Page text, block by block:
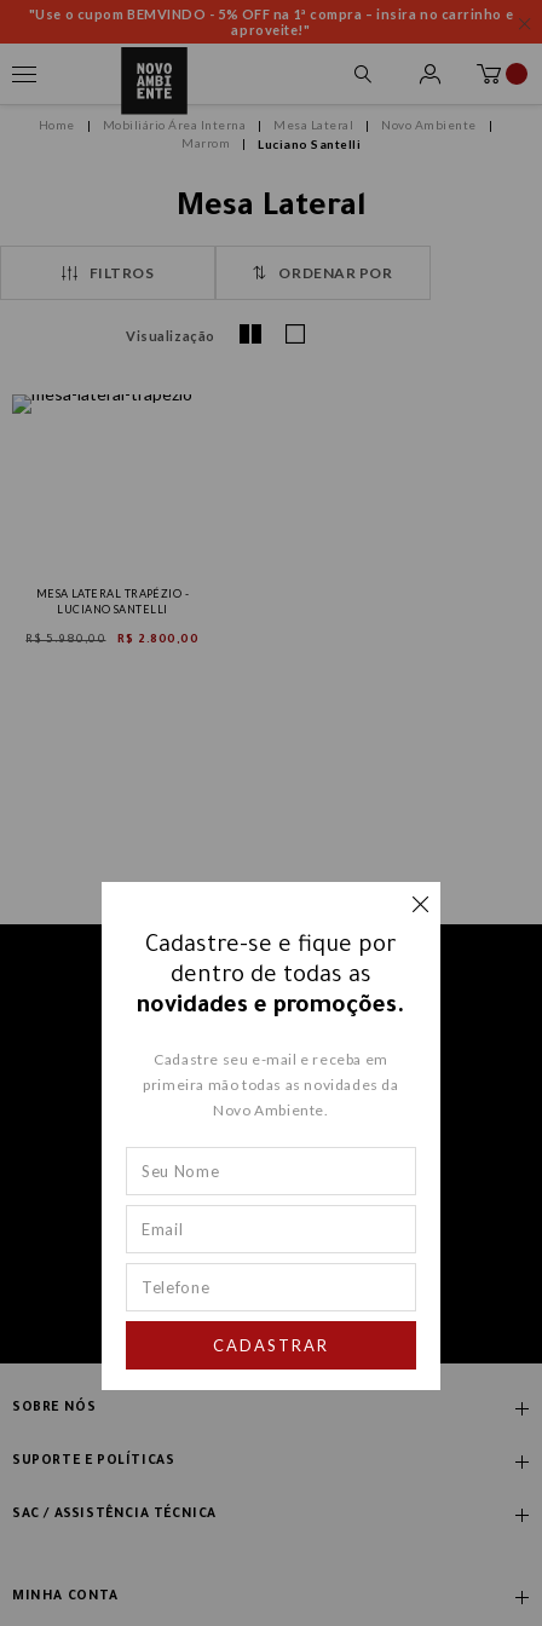
"Use o cupom BEMVINDO - 5% OFF na 1ª compra – insira no carrinho e
aproveite!"
Mobiliário Área Interna Mesa Lateral
Novo Ambiente
Marrom
Luciano Santelli
Mesa Lateral
FILTROS ORDENAR POR
Visualização
MESA LATERAL TRAPÉZIO -
LUCIANO SANTELLI
R$ 5.980,00 R$ 2.800,00
Receba nossos e-mails e fique
por dentrode todas as
SOBRE NÓS
Quem Somos
SUPORTE E POLÍTICAS
Compre com Especialista
SAC / ASSISTÊNCIA TÉCNICA
MINHA CONTA
Cadastre-se e fique por
dentro de todas as
novidades e promoções.
Cadastre seu e-mail e receba em
primeira mão todas as novidades da
Novo Ambiente.
CADASTRAR